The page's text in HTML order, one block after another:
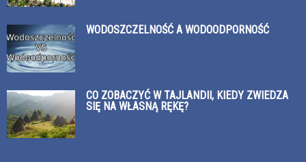
WODOSZCZELNOŚĆ A WODOODPORNOŚĆ
CO ZOBACZYĆ W TAJLANDII, KIEDY ZWIEDZA
SIĘ NA WŁASNĄ RĘKĘ?